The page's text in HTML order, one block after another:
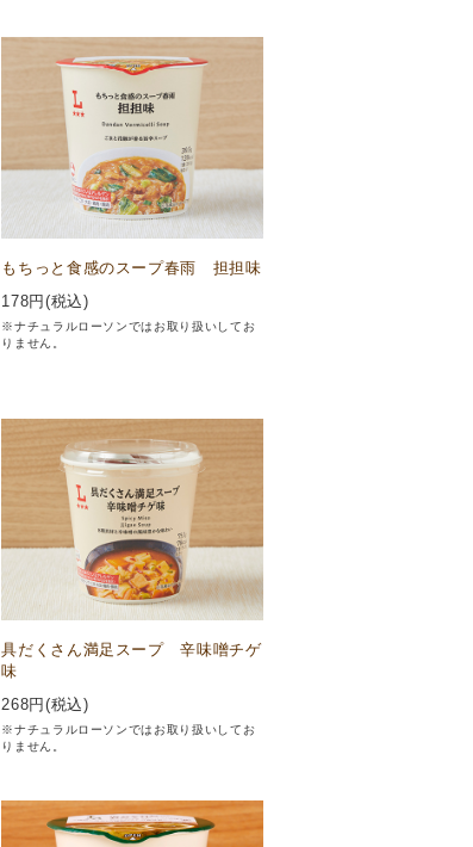
もちっと食感のスープ春雨 担担味
178円(税込)
※ナチュラルローソンではお取り扱いしてお
りません。
具だくさん満足スープ 辛味噌チゲ
味
268円(税込)
※ナチュラルローソンではお取り扱いしてお
りません。